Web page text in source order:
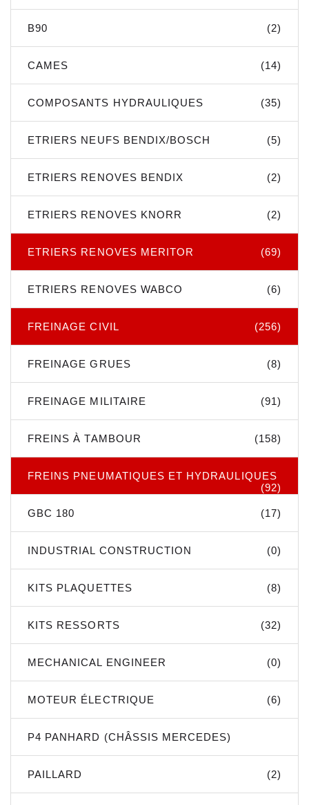
B90 (2)
CAMES (14)
COMPOSANTS HYDRAULIQUES (35)
ETRIERS NEUFS BENDIX/BOSCH (5)
ETRIERS RENOVES BENDIX (2)
ETRIERS RENOVES KNORR (2)
ETRIERS RENOVES MERITOR (69)
ETRIERS RENOVES WABCO (6)
FREINAGE CIVIL (256)
FREINAGE GRUES (8)
FREINAGE MILITAIRE (91)
FREINS À TAMBOUR (158)
FREINS PNEUMATIQUES ET HYDRAULIQUES
(92)
GBC 180 (17)
INDUSTRIAL CONSTRUCTION (0)
KITS PLAQUETTES (8)
KITS RESSORTS (32)
MECHANICAL ENGINEER (0)
MOTEUR ÉLECTRIQUE (6)
P4 PANHARD (CHÂSSIS MERCEDES)
PAILLARD (2)